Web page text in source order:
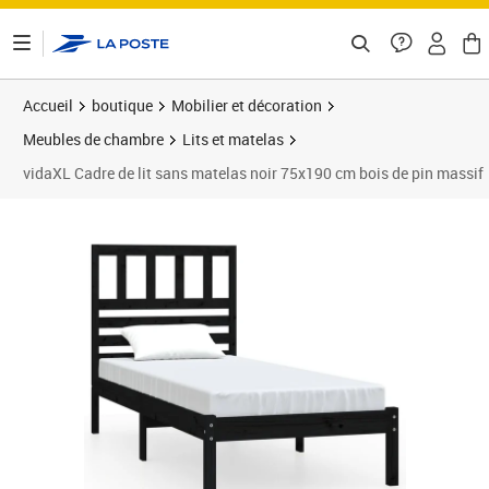
Accueil boutique
Mobilier et décoration
Meubles de chambre
Lits et matelas
vidaXL Cadre de lit sans matelas noir 75x190 cm bois de pin massif